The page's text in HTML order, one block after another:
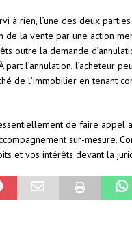
à rien, l’une des deux
de la vente par une action
outre la demande
part l’annulation, l’acheteur
de l’immobilier en tenant
de faire appel
sur-mesure.
et vos intérêts devant la